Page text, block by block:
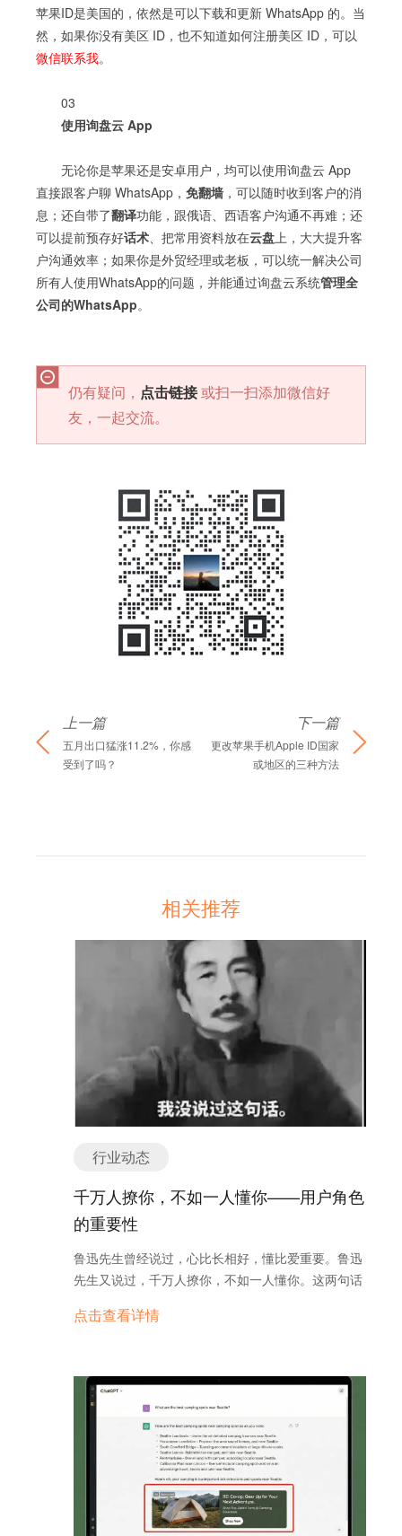
苹果ID是美国的，依然是可以下载和更新 WhatsApp 的。当
然，如果你没有美区 ID，也不知道如何注册美区 ID，可以
微信联系我。
03
使用询盘云 App
无论你是苹果还是安卓用户，均可以使用询盘云 App
直接跟客户聊 WhatsApp， 免翻墙 ，可以随时收到客户的消
息；还自带了翻译功能，跟俄语、西语客户沟通不再难；还
可以提前预存好话术 、把常用资料放在云盘 上，大大提升客
户沟通效率；如果你是外贸经理或老板，可以统一解决公司
所有人使用WhatsApp的问题，并能通过询盘云系统管理全
公司的WhatsApp。
仍有疑问， 点击链接或扫一扫添加微信好
友，一起交流。
上一篇
五月出口猛涨11.2%，你感
受到了吗？
下一篇
更改苹果手机Apple ID国家
或地区的三种方法
相关推荐
行业动态
千万人撩你，不如一人懂你——用户角色
的重要性
鲁迅先生曾经说过，心比长相好，懂比爱重要。鲁迅
先生又说过，千万人撩你，不如一人懂你。这两句话
户，才能得到用户。所以鲁迅先生特别强调，确定用
能应该越广泛越好，然而这种逻辑是正确的吗？不急
着下结论，我们先来看一个案例： 假设一家汽车公司
准备设计一款新车，他们的产品种类广泛，一直以来
的主要销售对象是如下几类人： A是个富二代，喜欢
跑车，因为马力足、外形酷、好玩； B是个家庭主
妇，希望自己的车能安全、舒适、空间大； C是个零
售店主，经常拉货，所以希望自己的车解释耐用； D
点击查看详情